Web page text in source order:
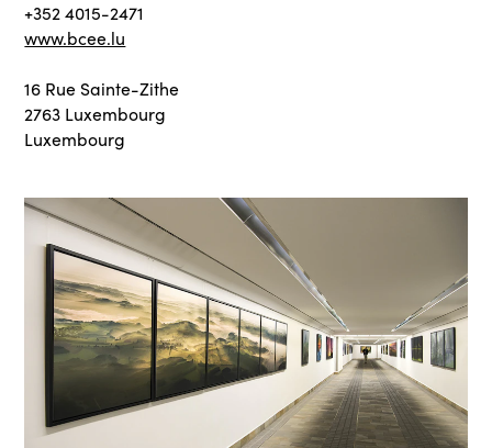
+352 4015-2471
www.bcee.lu
16 Rue Sainte-Zithe
2763 Luxembourg
Luxembourg